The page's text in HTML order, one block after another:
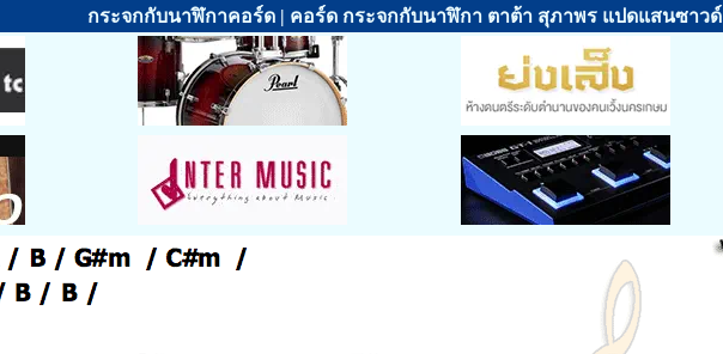
กระจกกับนาฬิกาคอร์ด | คอร์ด กระจกกับนาฬิกา ตาต้า สุภาพร แปดแสนซาวด์